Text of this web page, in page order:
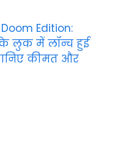
Edition:
लुक में लॉन्च हुई
कीमत और